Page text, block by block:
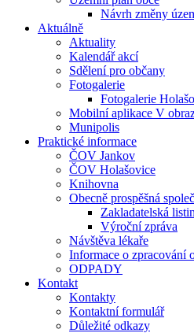
Návrh změny
Aktuálně
Aktuality
Kalendář akcí
Sdělení pro občany
Fotogalerie
Fotogalerie
Mobilní aplikace V
Munipolis
Praktické informace
ČOV Jankov
ČOV Holašovice
Knihovna
Obecně prospěšná
Zakladatelská
Výroční zpráva
Návštěva lékaře
Informace o zpracování
ODPADY
Kontakt
Kontakty
Kontaktní formulář
Důležité odkazy